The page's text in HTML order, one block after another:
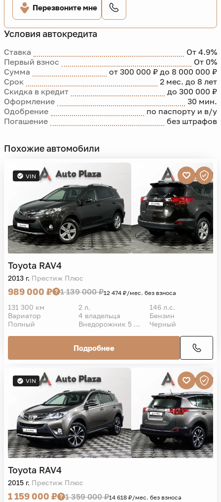
Условия автокредита
Ставка
От 4.9%
Первый взнос
От 0%
Сумма
от 300 000 ₽ до 8 000 000 ₽
Срок
2 мес. до 8 лет
Скидка в кредит
до 300 000 ₽
Оформление
30 мин.
Одобрение
по паспорту и в/у
Погашение
без штрафов
Перезвоните мне
Похожие автомобили
VIN
Toyota RAV4
2013 г. Престиж Плюс
989 000 ₽ 1 139 000 ₽12 474 ₽/мес. без взноса
131 300 км 2 л.
146 л.с.
Вариатор
4 владельца
Бензин
Полный
Внедорожник 5 дв. Черный
Подробнее
VIN
Toyota RAV4
2015 г. Престиж Плюс
1 159 000 ₽ 1 359 000 ₽14 618 ₽/мес. без взноса